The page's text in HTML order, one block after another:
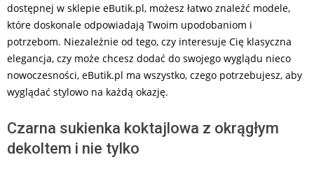
dostępnej w sklepie eButik.pl, możesz łatwo znaleźć modele,
które doskonale odpowiadają Twoim upodobaniom i
potrzebom. Niezależnie od tego, czy interesuje Cię klasyczna
elegancja, czy może chcesz dodać do swojego wyglądu nieco
nowoczesności, eButik.pl ma wszystko, czego potrzebujesz, aby
wyglądać stylowo na każdą okazję.
Czarna sukienka koktajlowa z okrągłym
dekoltem i nie tylko